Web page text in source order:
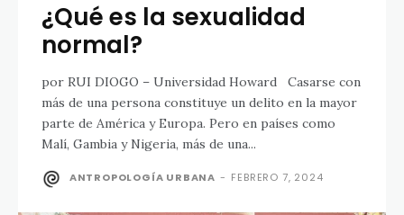
¿Qué es la sexualidad
normal?
por RUI DIOGO – Universidad Howard Casarse con
más de una persona constituye un delito en la mayor
parte de América y Europa. Pero en países como
Malí, Gambia y Nigeria, más de una...
ANTROPOLOGÍA URBANA - FEBRERO 7, 2024